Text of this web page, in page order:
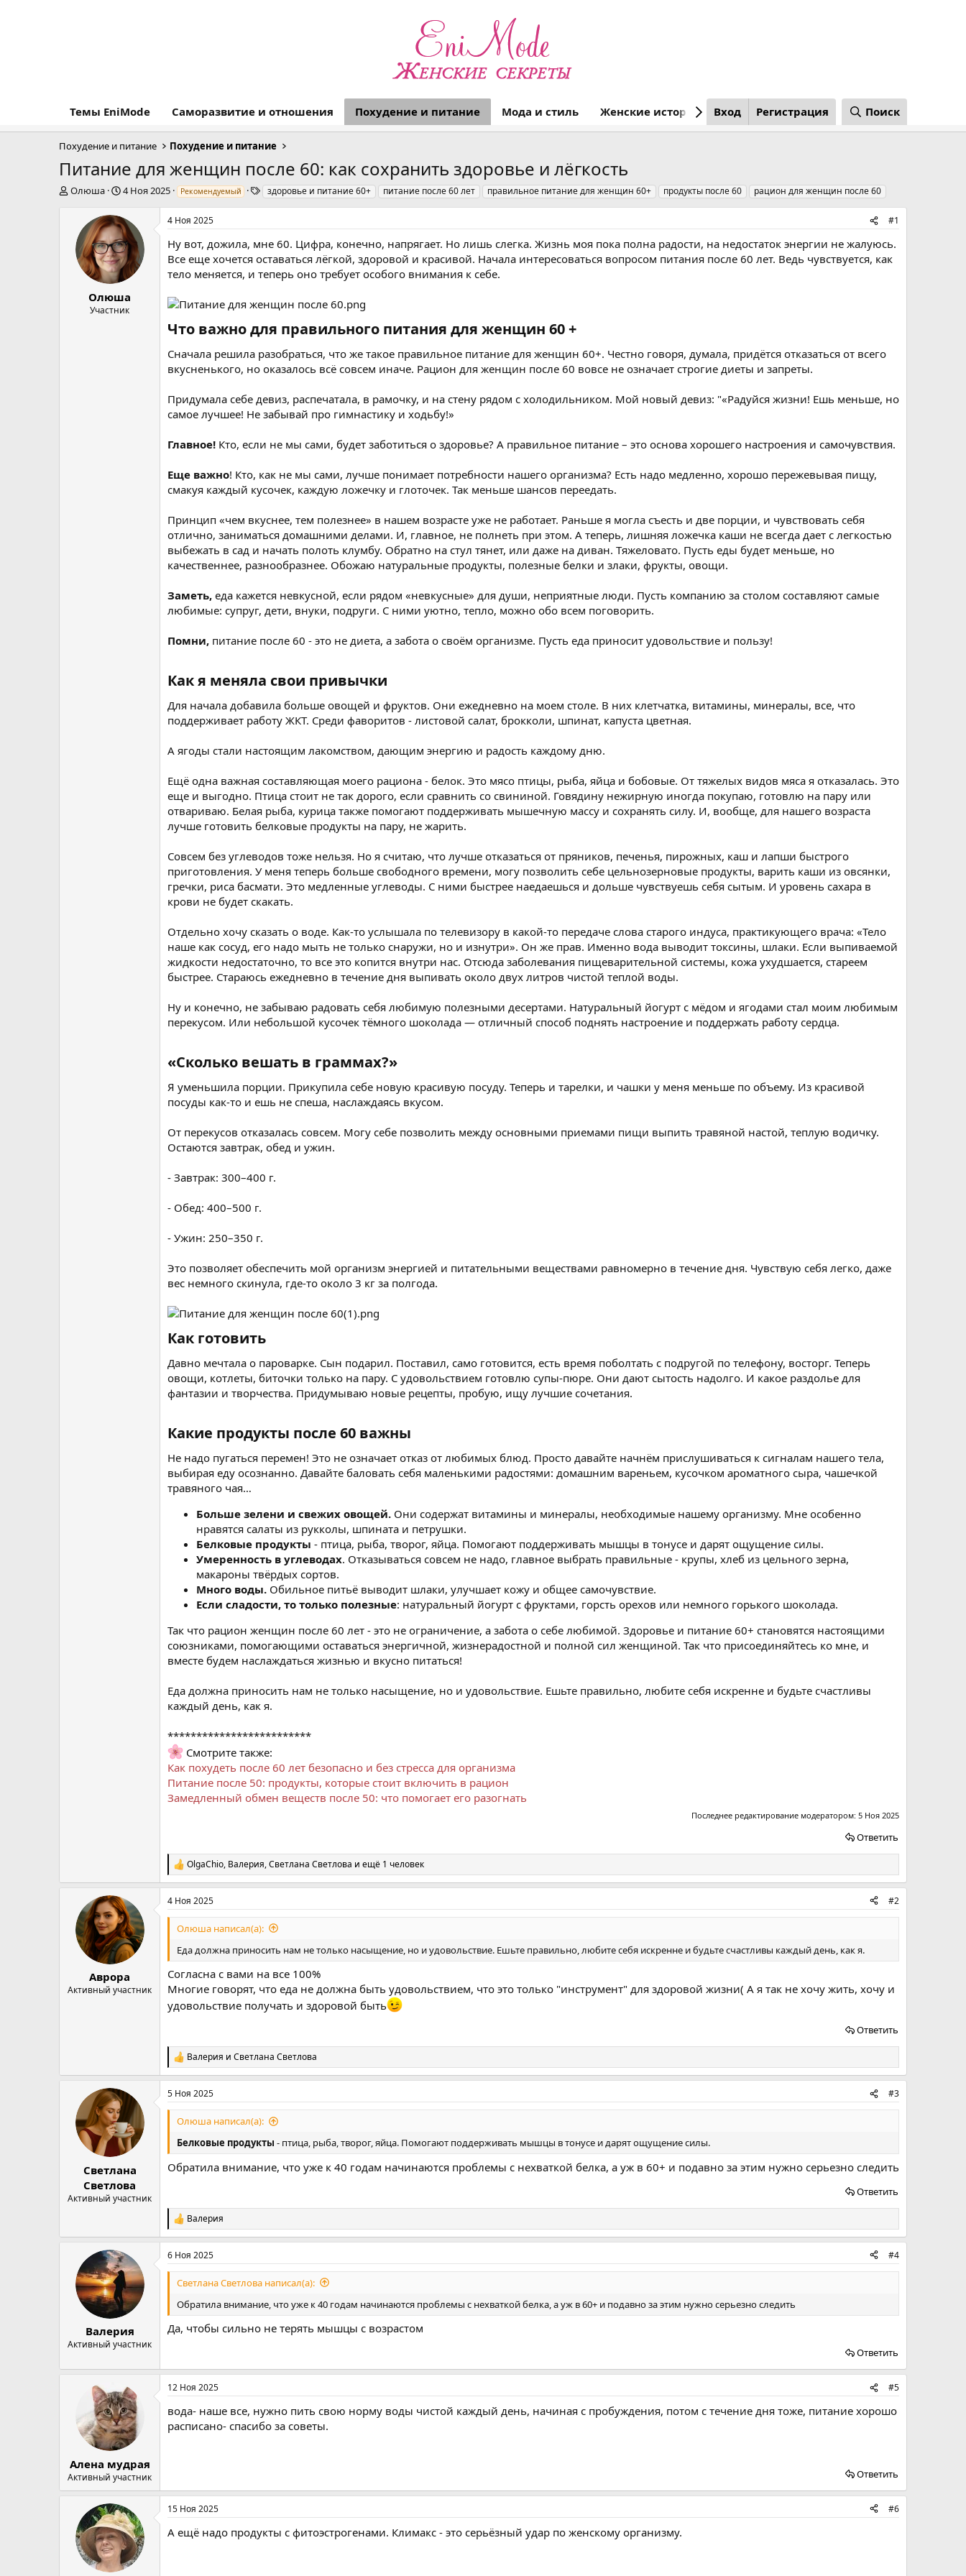
Темы EniMode Саморазвитие и отношения Похудение и питание Мода и стиль Женские истории Вход Регистрация Поиск
Похудение и питание Похудение и питание
Питание для женщин после 60: как сохранить здоровье и лёгкость
А
Олюша
Д
т
а
н
а
ч
а
л
а
4 Ноя 2025 Рекомендуемый
Т
и
здоровье и питание 60+ питание после 60 лет правильное питание для женщин 60+ продукты после 60 рацион для женщин после 60
Олюша
Участник
4 Ноя 2025 #1
Ну вот, дожила, мне 60. Цифра, конечно, напрягает. Но лишь слегка. Жизнь моя пока полна радости, на недостаток энергии не жалуюсь.
Все еще хочется оставаться лёгкой, здоровой и красивой. Начала интересоваться вопросом питания после 60 лет. Ведь чувствуется, как
тело меняется, и теперь оно требует особого внимания к себе.
Что важно для правильного питания для женщин 60 +​
Сначала решила разобраться, что же такое правильное питание для женщин 60+. Честно говоря, думала, придётся отказаться от всего
вкусненького, но оказалось всё совсем иначе. Рацион для женщин после 60 вовсе не означает строгие диеты и запреты.
Придумала себе девиз, распечатала, в рамочку, и на стену рядом с холодильником. Мой новый девиз: "«Радуйся жизни! Ешь меньше, но
самое лучшее! Не забывай про гимнастику и ходьбу!»
Главное! Кто, если не мы сами, будет заботиться о здоровье? А правильное питание – это основа хорошего настроения и самочувствия.
Еще важно! Кто, как не мы сами, лучше понимает потребности нашего организма? Есть надо медленно, хорошо пережевывая пищу,
смакуя каждый кусочек, каждую ложечку и глоточек. Так меньше шансов переедать.
Принцип «чем вкуснее, тем полезнее» в нашем возрасте уже не работает. Раньше я могла съесть и две порции, и чувствовать себя
отлично, заниматься домашними делами. И, главное, не полнеть при этом. А теперь, лишняя ложечка каши не всегда дает с легкостью
выбежать в сад и начать полоть клумбу. Обратно на стул тянет, или даже на диван. Тяжеловато. Пусть еды будет меньше, но
качественнее, разнообразнее. Обожаю натуральные продукты, полезные белки и злаки, фрукты, овощи.
Заметь, еда кажется невкусной, если рядом «невкусные» для души, неприятные люди. Пусть компанию за столом составляют самые
любимые: супруг, дети, внуки, подруги. С ними уютно, тепло, можно обо всем поговорить.
Помни, питание после 60 - это не диета, а забота о своём организме. Пусть еда приносит удовольствие и пользу!
Как я меняла свои привычки​
Для начала добавила больше овощей и фруктов. Они ежедневно на моем столе. В них клетчатка, витамины, минералы, все, что
поддерживает работу ЖКТ. Среди фаворитов - листовой салат, брокколи, шпинат, капуста цветная.
А ягоды стали настоящим лакомством, дающим энергию и радость каждому дню.
Ещё одна важная составляющая моего рациона - белок. Это мясо птицы, рыба, яйца и бобовые. От тяжелых видов мяса я отказалась. Это
еще и выгодно. Птица стоит не так дорого, если сравнить со свининой. Говядину нежирную иногда покупаю, готовлю на пару или
отвариваю. Белая рыба, курица также помогают поддерживать мышечную массу и сохранять силу. И, вообще, для нашего возраста
лучше готовить белковые продукты на пару, не жарить.
Совсем без углеводов тоже нельзя. Но я считаю, что лучше отказаться от пряников, печенья, пирожных, каш и лапши быстрого
приготовления. У меня теперь больше свободного времени, могу позволить себе цельнозерновые продукты, варить каши из овсянки,
гречки, риса басмати. Это медленные углеводы. С ними быстрее наедаешься и дольше чувствуешь себя сытым. И уровень сахара в
крови не будет скакать.
Отдельно хочу сказать о воде. Как-то услышала по телевизору в какой-то передаче слова старого индуса, практикующего врача: «Тело
наше как сосуд, его надо мыть не только снаружи, но и изнутри». Он же прав. Именно вода выводит токсины, шлаки. Если выпиваемой
жидкости недостаточно, то все это копится внутри нас. Отсюда заболевания пищеварительной системы, кожа ухудшается, стареем
быстрее. Стараюсь ежедневно в течение дня выпивать около двух литров чистой теплой воды.
Ну и конечно, не забываю радовать себя любимую полезными десертами. Натуральный йогурт с мёдом и ягодами стал моим любимым
перекусом. Или небольшой кусочек тёмного шоколада — отличный способ поднять настроение и поддержать работу сердца.
«Сколько вешать в граммах?»​
Я уменьшила порции. Прикупила себе новую красивую посуду. Теперь и тарелки, и чашки у меня меньше по объему. Из красивой
посуды как-то и ешь не спеша, наслаждаясь вкусом.
От перекусов отказалась совсем. Могу себе позволить между основными приемами пищи выпить травяной настой, теплую водичку.
Остаются завтрак, обед и ужин.
- Завтрак: 300–400 г.
- Обед: 400–500 г.
- Ужин: 250–350 г.
Это позволяет обеспечить мой организм энергией и питательными веществами равномерно в течение дня. Чувствую себя легко, даже
вес немного скинула, где-то около 3 кг за полгода.
Как готовить​
Давно мечтала о пароварке. Сын подарил. Поставил, само готовится, есть время поболтать с подругой по телефону, восторг. Теперь
овощи, котлеты, биточки только на пару. С удовольствием готовлю супы-пюре. Они дают сытость надолго. И какое раздолье для
фантазии и творчества. Придумываю новые рецепты, пробую, ищу лучшие сочетания.
Какие продукты после 60 важны​
Не надо пугаться перемен! Это не означает отказ от любимых блюд. Просто давайте начнём прислушиваться к сигналам нашего тела,
выбирая еду осознанно. Давайте баловать себя маленькими радостями: домашним вареньем, кусочком ароматного сыра, чашечкой
травяного чая…
Больше зелени и свежих овощей. Они содержат витамины и минералы, необходимые нашему организму. Мне особенно
нравятся салаты из рукколы, шпината и петрушки.
Белковые продукты - птица, рыба, творог, яйца. Помогают поддерживать мышцы в тонусе и дарят ощущение силы.
Умеренность в углеводах. Отказываться совсем не надо, главное выбрать правильные - крупы, хлеб из цельного зерна,
макароны твёрдых сортов.
Много воды. Обильное питьё выводит шлаки, улучшает кожу и общее самочувствие.
Если сладости, то только полезные: натуральный йогурт с фруктами, горсть орехов или немного горького шоколада.
Так что рацион женщин после 60 лет - это не ограничение, а забота о себе любимой. Здоровье и питание 60+ становятся настоящими
союзниками, помогающими оставаться энергичной, жизнерадостной и полной сил женщиной. Так что присоединяйтесь ко мне, и
вместе будем наслаждаться жизнью и вкусно питаться!
Еда должна приносить нам не только насыщение, но и удовольствие. Ешьте правильно, любите себя искренне и будьте счастливы
каждый день, как я.
*************************
Смотрите также:
Как похудеть после 60 лет безопасно и без стресса для организма
Питание после 50: продукты, которые стоит включить в рацион
Замедленный обмен веществ после 50: что помогает его разогнать
Последнее редактирование модератором: 5 Ноя 2025
Ответить
Р
е
а
к
ц
и
OlgaChio, Валерия,Светлана Светлова и ещё 1 человек
Аврора
Активный участник
4 Ноя 2025 #2
Олюша написал(а):
Еда должна приносить нам не только насыщение, но и удовольствие. Ешьте правильно, любите себя искренне и будьте счастливы каждый день, как я.
Согласна с вами на все 100%
Многие говорят, что еда не должна быть удовольствием, что это только "инструмент" для здоровой жизни( А я так не хочу жить, хочу и
удовольствие получать и здоровой быть
Ответить
Р
е
а
к
ц
и
Валерия и Светлана Светлова
Светлана
Светлова
Активный участник
5 Ноя 2025 #3
Олюша написал(а):
Белковые продукты - птица, рыба, творог, яйца. Помогают поддерживать мышцы в тонусе и дарят ощущение силы.
Обратила внимание, что уже к 40 годам начинаются проблемы с нехваткой белка, а уж в 60+ и подавно за этим нужно серьезно следить
Ответить
Р
е
а
к
ц
и
Валерия
Валерия
Активный участник
6 Ноя 2025 #4
Светлана Светлова написал(а):
Обратила внимание, что уже к 40 годам начинаются проблемы с нехваткой белка, а уж в 60+ и подавно за этим нужно серьезно следить
Да, чтобы сильно не терять мышцы с возрастом
Ответить
Алена мудрая
Активный участник
12 Ноя 2025 #5
вода- наше все, нужно пить свою норму воды чистой каждый день, начиная с пробуждения, потом с течение дня тоже, питание хорошо
расписано- спасибо за советы.
Ответить
15 Ноя 2025 #6
А ещё надо продукты с фитоэстрогенами. Климакс - это серьёзный удар по женскому организму.